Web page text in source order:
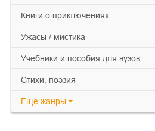
книги о приключениях
ужасы / мистика
учебники и пособия для вузов
cтихи, поэзия
Еще жанры